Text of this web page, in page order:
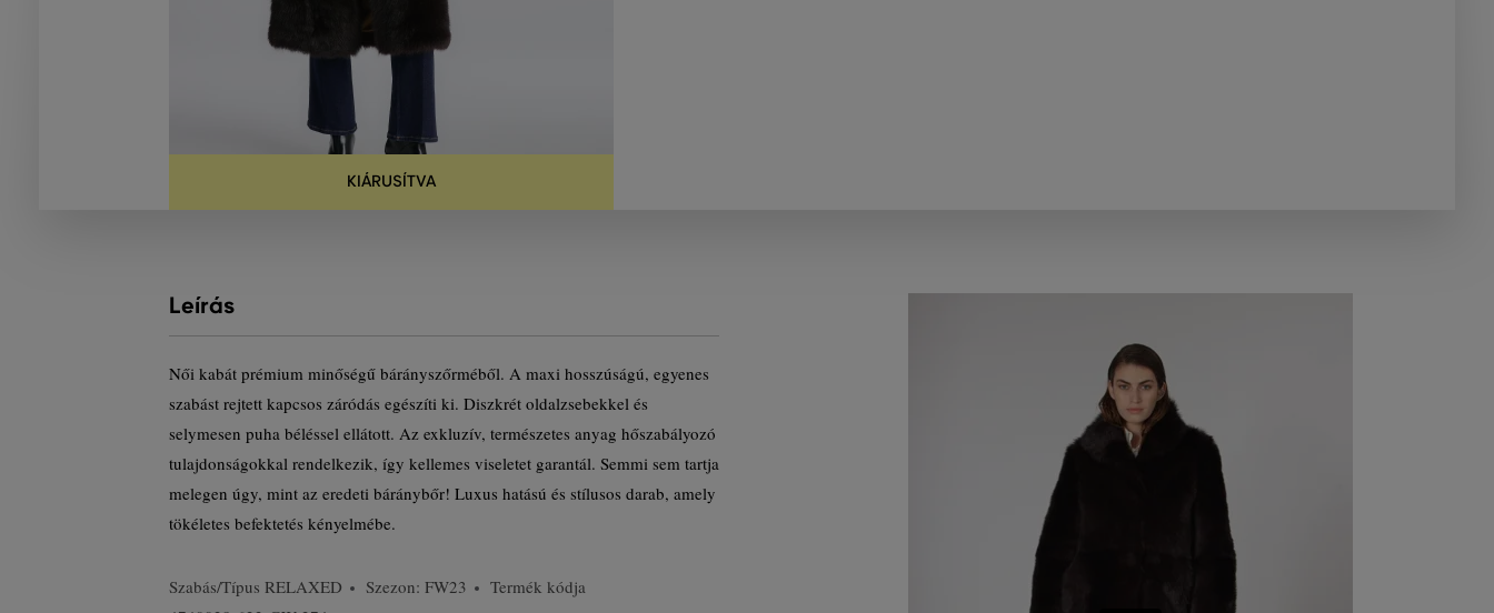
KIÁRUSÍTVA
Leírás
Női kabát prémium minőségű bárányszőrméből. A maxi hosszúságú, egyenes
szabást rejtett kapcsos záródás egészíti ki. Diszkrét oldalzsebekkel és
selymesen puha béléssel ellátott. Az exkluzív, természetes anyag hőszabályozó
tulajdonságokkal rendelkezik, így kellemes viseletet garantál. Semmi sem tartja
melegen úgy, mint az eredeti báránybőr! Luxus hatású és stílusos darab, amely
tökéletes befektetés kényelmébe.
Szabás/Típus RELAXED Szezon: FW23
Termék kódja